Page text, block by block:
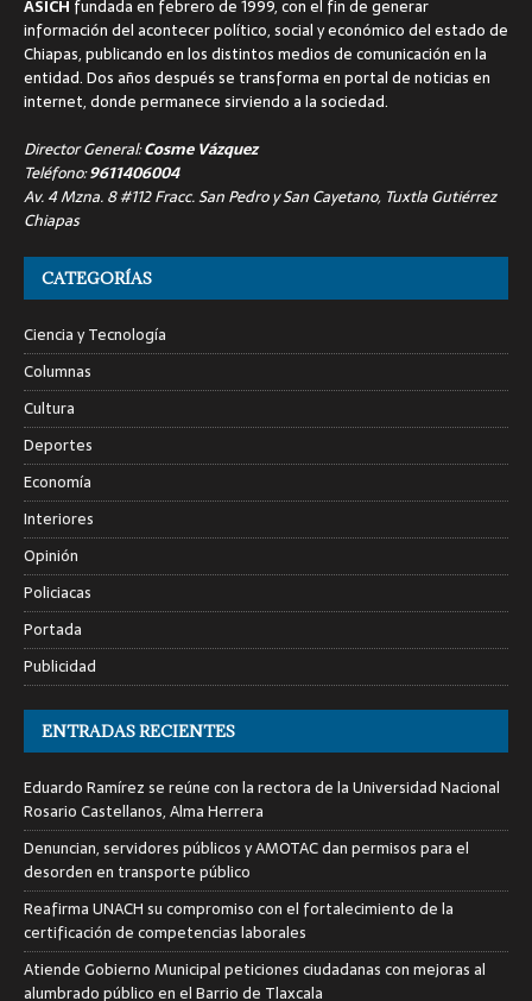
ASICH fundada en febrero de 1999, con el fin de generar
información del acontecer político, social y económico del estado de
Chiapas, publicando en los distintos medios de comunicación en la
entidad. Dos años después se transforma en portal de noticias en
internet, donde permanece sirviendo a la sociedad.
Director General:Cosme Vázquez
Teléfono:9611406004
Av. 4 Mzna. 8 #112 Fracc. San Pedro y San Cayetano, Tuxtla Gutiérrez
Chiapas
CATEGORÍAS
Ciencia y Tecnología
Columnas
Cultura
Deportes
Economía
Interiores
Opinión
Policiacas
Portada
Publicidad
ENTRADAS RECIENTES
Eduardo Ramírez se reúne con la rectora de la Universidad Nacional
Rosario Castellanos, Alma Herrera
Denuncian, servidores públicos y AMOTAC dan permisos para el
desorden en transporte público
Reafirma UNACH su compromiso con el fortalecimiento de la
certificación de competencias laborales
Atiende Gobierno Municipal peticiones ciudadanas con mejoras al
alumbrado público en el Barrio de Tlaxcala